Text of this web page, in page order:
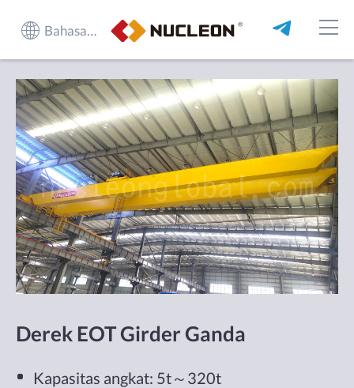
Bahasa Indonesia
Derek EOT Girder Ganda
Kapasitas angkat: 5t～320t